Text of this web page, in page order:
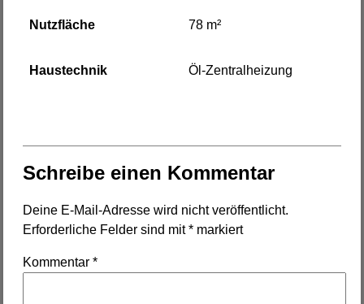
Nutzfläche 78 m²
Haustechnik Öl-Zentralheizung
Schreibe einen Kommentar
Deine E-Mail-Adresse wird nicht veröffentlicht.
Erforderliche Felder sind mit* markiert
Kommentar*